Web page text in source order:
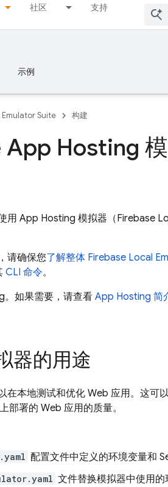
社区 支持
示例
Emulator Suite 构建
App Hosting
用 App Hosting 模拟器（Firebase
请确保您了解整体 Firebase Local
CLI 命令。
。如果需要，请查看 App Hosting 简
器的用途
在本地测试和优化 Web 应用。这可
上部署的 Web 应用的质量。
配置文件中定义的环境变量和
文件替换模拟器中使用的